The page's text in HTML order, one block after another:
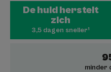
De huid herstelt
zich
3,5 dagen sneller¹
minder